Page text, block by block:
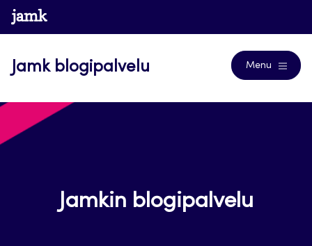
Siirry
suoraan
www.jamk.fi
Jamk blogipalvelu Menu
Jamkin blogipalvelu